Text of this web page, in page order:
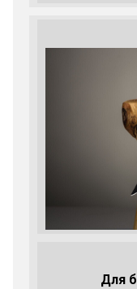
Для